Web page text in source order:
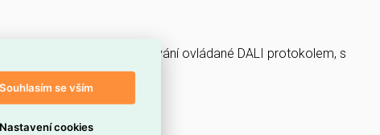
840RJ, s regulací stmívání ovládané DALI protokolem, s
Souhlasím se vším
Nastavení cookies